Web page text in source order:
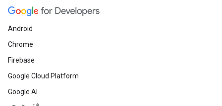
Android
Chrome
Firebase
Google Cloud Platform
Google AI